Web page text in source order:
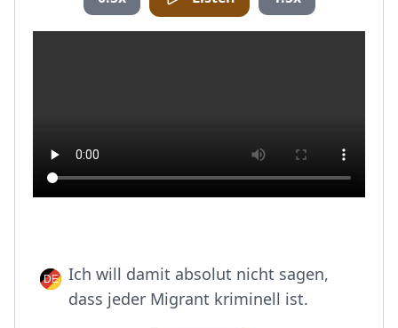
Ich will damit absolut nicht sagen,
dass jeder Migrant kriminell ist.